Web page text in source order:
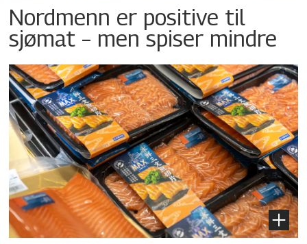
Nordmenn er positive til
sjømat – men spiser mindre